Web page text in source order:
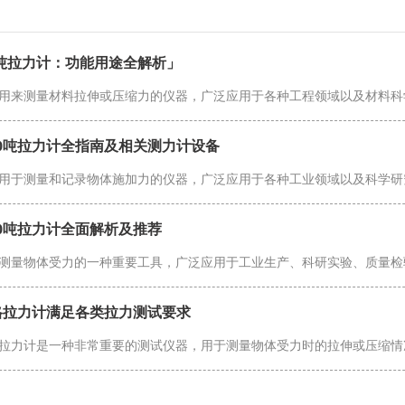
拉力计：功能用途全解析」
吨拉力计全指南及相关测力计设备
吨拉力计全面解析及推荐
力计满足各类拉力测试要求